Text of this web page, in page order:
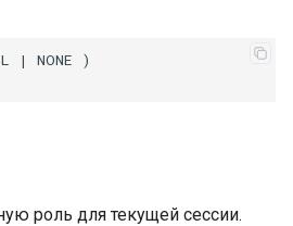
| NONE )
роль для текущей сессии.